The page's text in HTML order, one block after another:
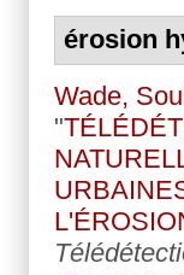
érosion
Wade,
"